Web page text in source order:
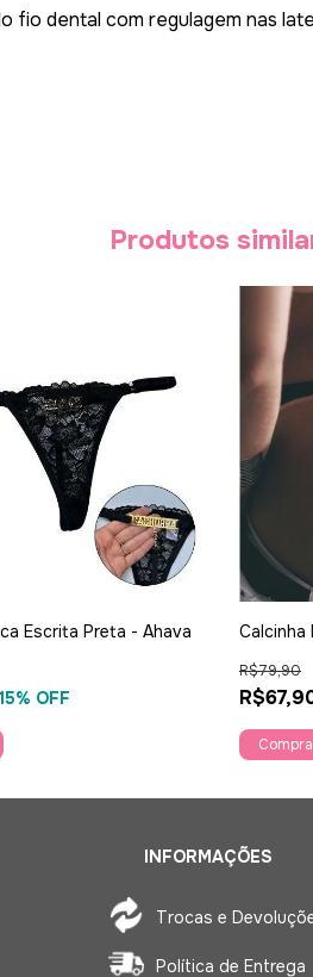
fio dental com regulagem nas
Produtos
Escrita Preta - Ahava
15% OFF
Calcinha
R$79,90
INFORMAÇÕES
Trocas e
Política de Entrega